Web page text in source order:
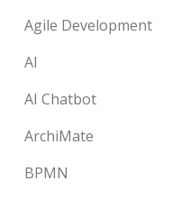
Agile Development
AI
AI Chatbot
ArchiMate
BPMN